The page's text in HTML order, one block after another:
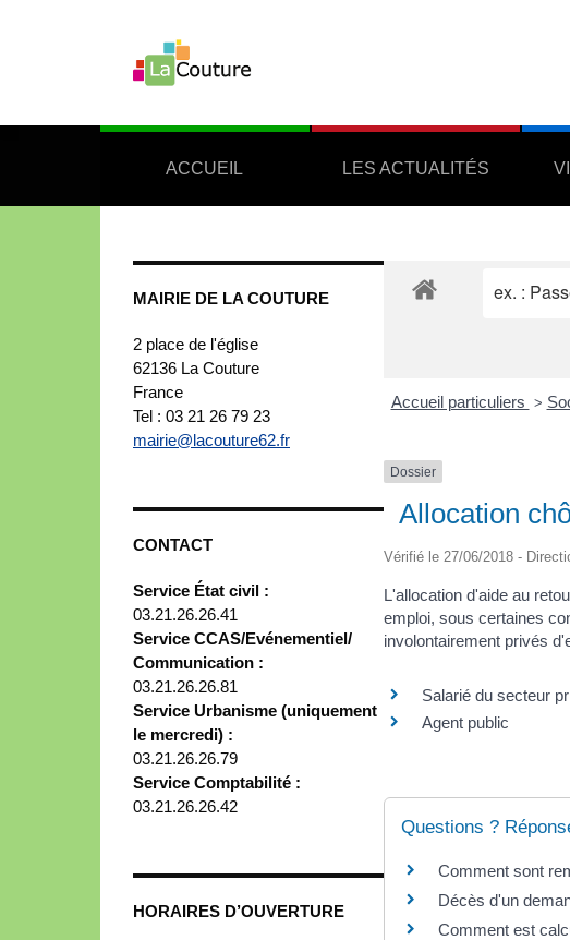
ACCUEIL LES ACTUALITÉS
MAIRIE DE LA COUTURE
2 place de l'église
62136 La Couture
France
Tel : 03 21 26 79 23
mairie@lacouture62.fr
CONTACT
Service État civil :
03.21.26.26.41
Service CCAS/Evénementiel/
Communication :
03.21.26.26.81
Service Urbanisme (uniquement
le mercredi) :
03.21.26.26.79
Service Comptabilité :
03.21.26.26.42
HORAIRES D’OUVERTURE
Accueil particuliers >
Dossier
Allocation
Vérifié le 27/06/2018 -
L'allocation d'aide au
emploi, sous certaines
involontairement privés
Salarié du secteur
Agent public
Questions ?
Comment sont
Décès d'un
Comment est